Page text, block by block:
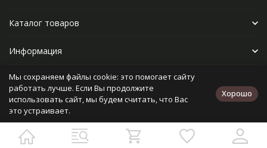
Каталог товаров
Информация
Прочее
Политика персональных данных
Разработано в
bodysite.ru
Мы сохраняем файлы cookie: это помогает сайту
работать лучше. Если Вы продолжите
использовать сайт, мы будем считать, что Вас
это устраивает.
Хорошо